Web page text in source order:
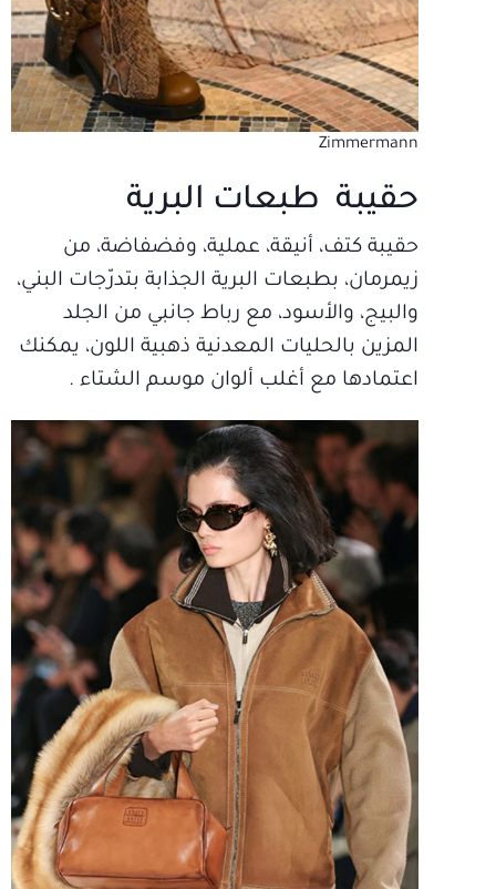
Zimmermann
حقيبة طبعات البرية
حقيبة كتف، أنيقة، عملية، وفضفاضة، من
زيمرمان، بطبعات البرية الجذابة بتدرّجات البني،
والبيج، والأسود، مع رباط جانبي من الجلد
المزين بالحليات المعدنية ذهبية اللون، يمكنك
اعتمادها مع أغلب ألوان موسم الشتاء .